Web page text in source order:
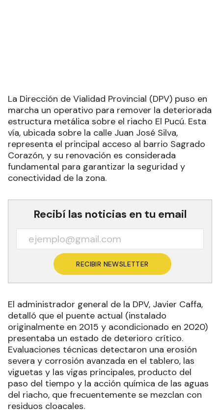
La Dirección de Vialidad Provincial (DPV) puso en
marcha un operativo para remover la deteriorada
estructura metálica sobre el riacho El Pucú. Esta
vía, ubicada sobre la calle Juan José Silva,
representa el principal acceso al barrio Sagrado
Corazón, y su renovación es considerada
conectividad de la zona.
Recibí las noticias en tu email
RECIBIR NEWSLETTER
El administrador general de la DPV, Javier Caffa,
detalló que el puente actual (instalado
originalmente en 2015 y acondicionado en 2020)
presentaba un estado de deterioro crítico.
Evaluaciones técnicas detectaron una erosión
severa y corrosión avanzada en el tablero, las
viguetas y las vigas principales, producto del
paso del tiempo y la acción química de las aguas